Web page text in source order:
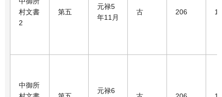
村文書
2
第五
元禄5
年11月
古 206 1
中御所
元禄6